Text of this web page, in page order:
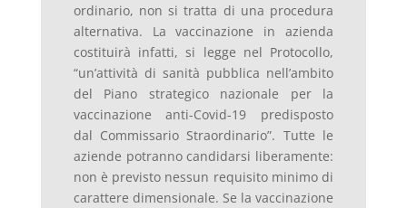
ordinario, non si tratta di una procedura
alternativa. La vaccinazione in azienda
costituirà infatti, si legge nel Protocollo,
“un’attività di sanità pubblica nell’ambito
del Piano strategico nazionale per la
vaccinazione anti-Covid-19 predisposto
dal Commissario Straordinario”. Tutte le
aziende potranno candidarsi liberamente:
non è previsto nessun requisito minimo di
carattere dimensionale. Se la vaccinazione